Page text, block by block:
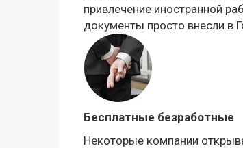
привлечение иностранной
документы просто внесли в
Бесплатные безработные
Некоторые компании